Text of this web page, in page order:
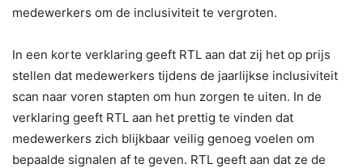
medewerkers om de inclusiviteit te vergroten.
In een korte verklaring geeft RTL aan dat zij het op prijs
stellen dat medewerkers tijdens de jaarlijkse inclusiviteit
scan naar voren stapten om hun zorgen te uiten. In de
verklaring geeft RTL aan het prettig te vinden dat
medewerkers zich blijkbaar veilig genoeg voelen om
bepaalde signalen af te geven. RTL geeft aan dat ze de